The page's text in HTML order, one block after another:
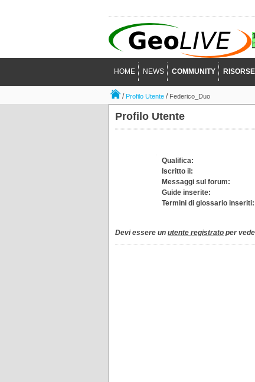
HOME NEWS COMMUNITY RISORSE
/Profilo Utente / Federico_Duo
Profilo Utente
Qualifica:
Iscritto il:
Messaggi sul forum:
Guide inserite:
Termini di glossario inseriti:
Devi essere un utente registrato per